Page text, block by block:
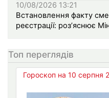
10/08/2026 13:21
Встановлення факту
реєстрації: роз’яснює
Топ переглядів
Гороскоп на 10 серпня